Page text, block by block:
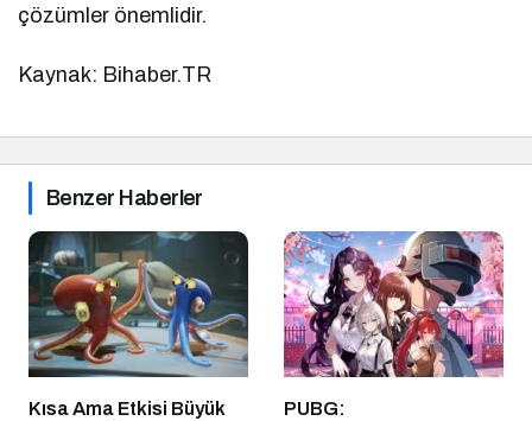
çözümler önemlidir.
Kaynak: Bihaber.TR
Benzer Haberler
Kısa Ama Etkisi Büyük
PUBG: